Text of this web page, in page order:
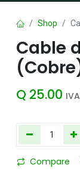
Shop
Cable
Q 25.00
Compare